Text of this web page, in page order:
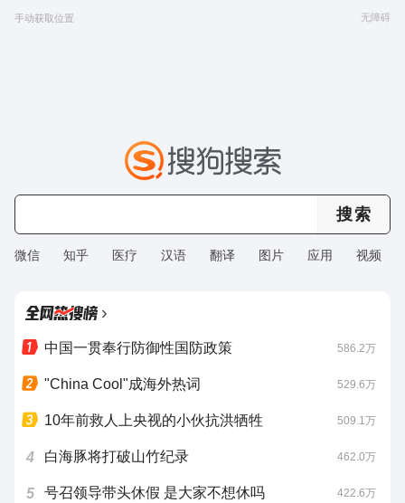
手动获取位置 无障碍
微信 知乎 医疗 汉语 翻译 图片 应用 视频
›
中国一贯奉行防御性国防政策 586.2万
"China Cool"成海外热词 529.6万
10年前救人上央视的小伙抗洪牺牲 509.1万
4 白海豚将打破山竹纪录 462.0万
5 号召领导带头休假 是大家不想休吗 422.6万